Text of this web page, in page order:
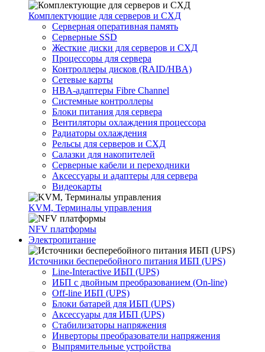
Комплектующие для серверов и СХД
Серверная оперативная память
Серверные SSD
Жесткие диски для серверов и СХД
Процессоры для сервера
Контроллеры дисков (RAID/HBA)
Сетевые карты
HBA-адаптеры Fibre Channel
Системные контроллеры
Блоки питания для сервера
Вентиляторы охлаждения процессора
Радиаторы охлаждения
Рельсы для серверов и СХД
Салазки для накопителей
Серверные кабели и переходники
Аксессуары и адаптеры для сервера
Видеокарты
KVM, Терминалы управления
NFV платформы
Электропитание
Источники бесперебойного питания ИБП (UPS)
Line-Interactive ИБП (UPS)
ИБП с двойным преобразованием (On-line)
Off-line ИБП (UPS)
Блоки батарей для ИБП (UPS)
Аксессуары для ИБП (UPS)
Стабилизаторы напряжения
Инверторы преобразователи напряжения
Выпрямительные устройства